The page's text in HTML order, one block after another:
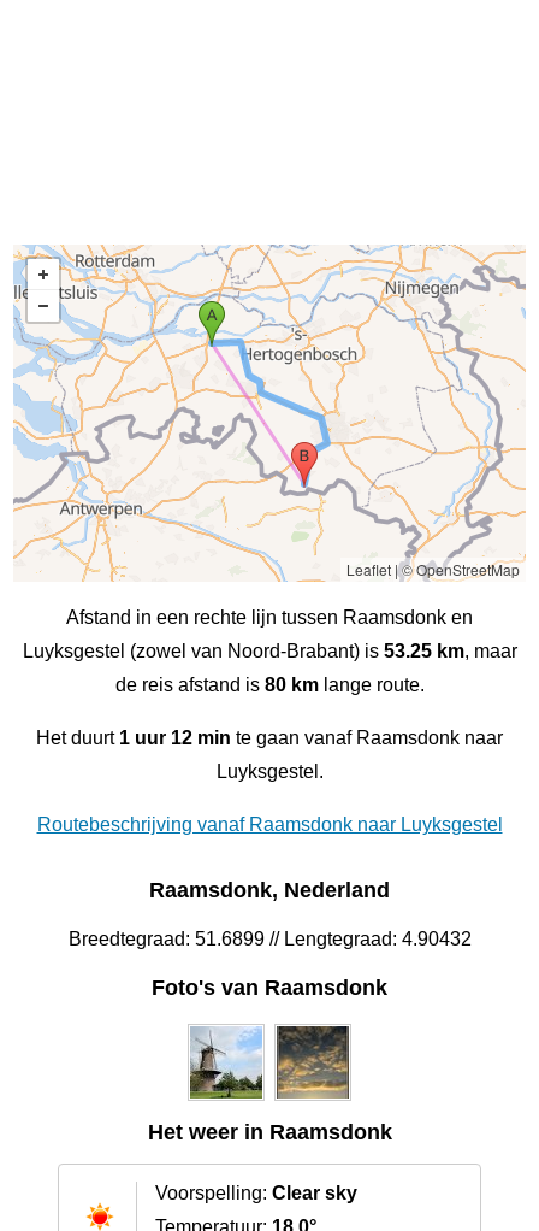
Leaflet|© OpenStreetMap
Afstand in een rechte lijn tussen Raamsdonk en
Luyksgestel (zowel van Noord-Brabant) is 53.25 km, maar
de reis afstand is 80 kmlange route.
Het duurt 1 uur 12 min te gaan vanaf Raamsdonk naar
Luyksgestel.
Routebeschrijving vanaf Raamsdonk naar Luyksgestel
Raamsdonk, Nederland
Breedtegraad: 51.6899 // Lengtegraad: 4.90432
Foto's van Raamsdonk
Het weer in Raamsdonk
Voorspelling: Clear sky